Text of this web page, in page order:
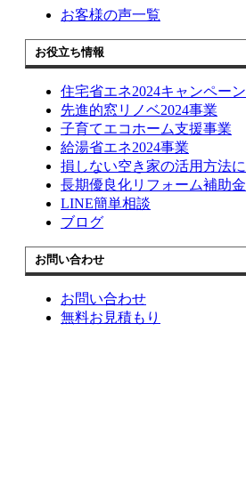
お客様の声一覧
お役立ち情報
住宅省エネ2024キャンペーン
先進的窓リノベ2024事業
子育てエコホーム支援事業
給湯省エネ2024事業
損しない空き家の活用方法
長期優良化リフォーム補助金
LINE簡単相談
ブログ
お問い合わせ
お問い合わせ
無料お見積もり